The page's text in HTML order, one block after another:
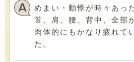
めまい・動悸が時々あっ
首、肩、腰、背中、全部
肉体的にもかなり疲れて
た。